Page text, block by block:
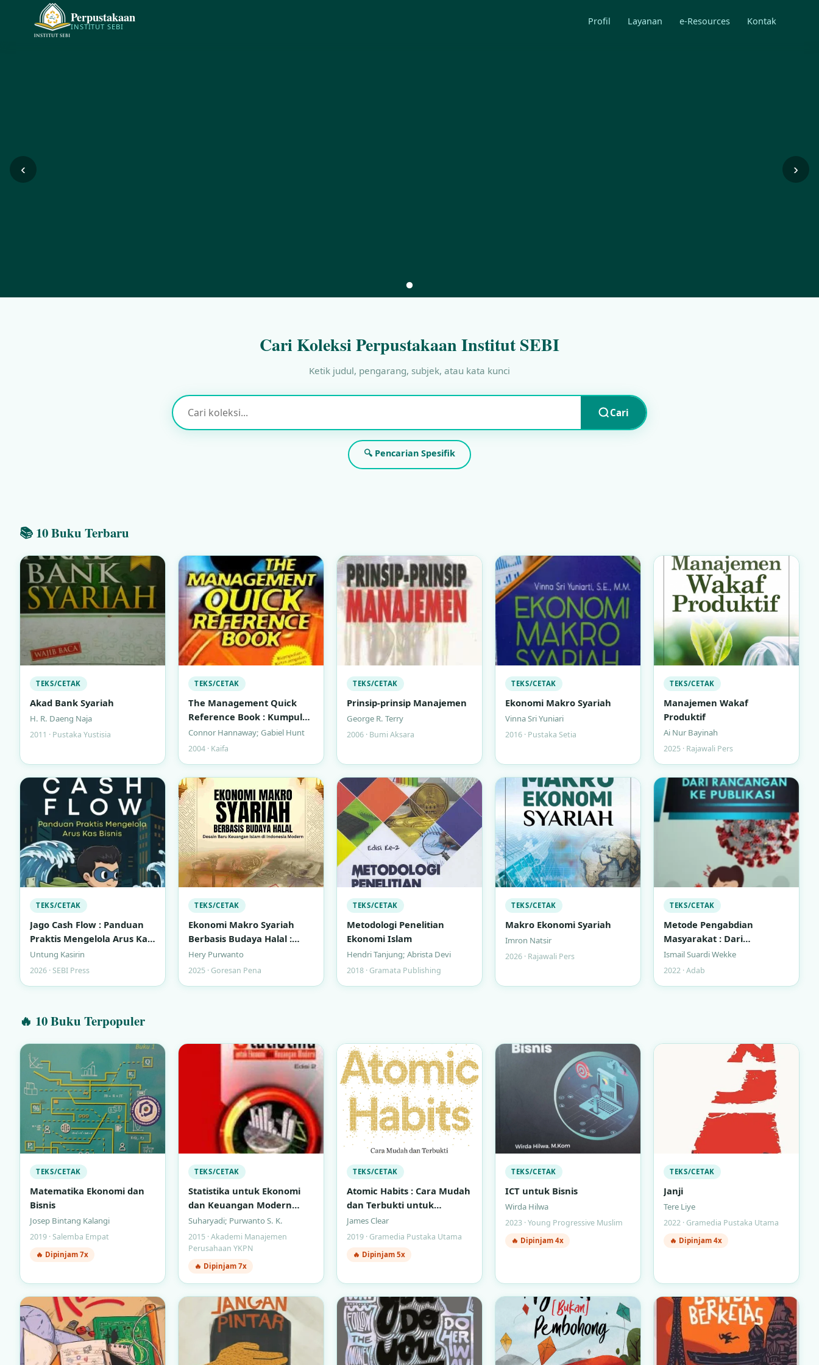
Perpustakaan
INSTITUT SEBI Profil Layanan e-Resources Kontak
‹ ›
Cari Koleksi Perpustakaan Institut SEBI
Ketik judul, pengarang, subjek, atau kata kunci
Cari
🔍 Pencarian Spesifik
📚 10 Buku Terbaru
TEKS/CETAK
Akad Bank Syariah
H. R. Daeng Naja
2011 · Pustaka Yustisia
TEKS/CETAK
The Management Quick
Reference Book : Kumpulan
Keterampilan Manajemen
untuk Manajer Sibuk
Connor Hannaway; Gabiel Hunt
2004 · Kaifa
TEKS/CETAK
Prinsip-prinsip Manajemen
George R. Terry
2006 · Bumi Aksara
TEKS/CETAK
Ekonomi Makro Syariah
Vinna Sri Yuniari
2016 · Pustaka Setia
TEKS/CETAK
Manajemen Wakaf
Produktif
Ai Nur Bayinah
2025 · Rajawali Pers
TEKS/CETAK
Jago Cash Flow : Panduan
Praktis Mengelola Arus Kas
Bisnis
Untung Kasirin
2026 · SEBI Press
TEKS/CETAK
Ekonomi Makro Syariah
Berbasis Budaya Halal :
Desain Baru Keuangan
Islam di Indonesia Modern
Hery Purwanto
2025 · Goresan Pena
TEKS/CETAK
Metodologi Penelitian
Ekonomi Islam
Hendri Tanjung; Abrista Devi
2018 · Gramata Publishing
TEKS/CETAK
Makro Ekonomi Syariah
Imron Natsir
2026 · Rajawali Pers
TEKS/CETAK
Metode Pengabdian
Masyarakat : Dari
Rancangan ke Publikasi
Ismail Suardi Wekke
2022 · Adab
🔥 10 Buku Terpopuler
TEKS/CETAK
Matematika Ekonomi dan
Bisnis
Josep Bintang Kalangi
2019 · Salemba Empat
🔥 Dipinjam 7x
TEKS/CETAK
Statistika untuk Ekonomi
dan Keuangan Modern
(Buku 2)
Suharyadi; Purwanto S. K.
2015 · Akademi Manajemen
Perusahaan YKPN
🔥 Dipinjam 7x
TEKS/CETAK
Atomic Habits : Cara Mudah
dan Terbukti untuk
Membentuk Kebiasaan Baik
dan Menghilangkan
Kebiasaan Buruk
James Clear
2019 · Gramedia Pustaka Utama
🔥 Dipinjam 5x
TEKS/CETAK
ICT untuk Bisnis
Wirda Hilwa
2023 · Young Progressive Muslim
🔥 Dipinjam 4x
TEKS/CETAK
Janji
Tere Liye
2022 · Gramedia Pustaka Utama
🔥 Dipinjam 4x